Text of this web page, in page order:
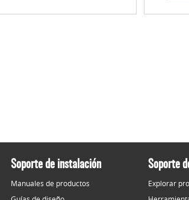
Soporte de instalación
Manuales de productos
Soporte
Explorar